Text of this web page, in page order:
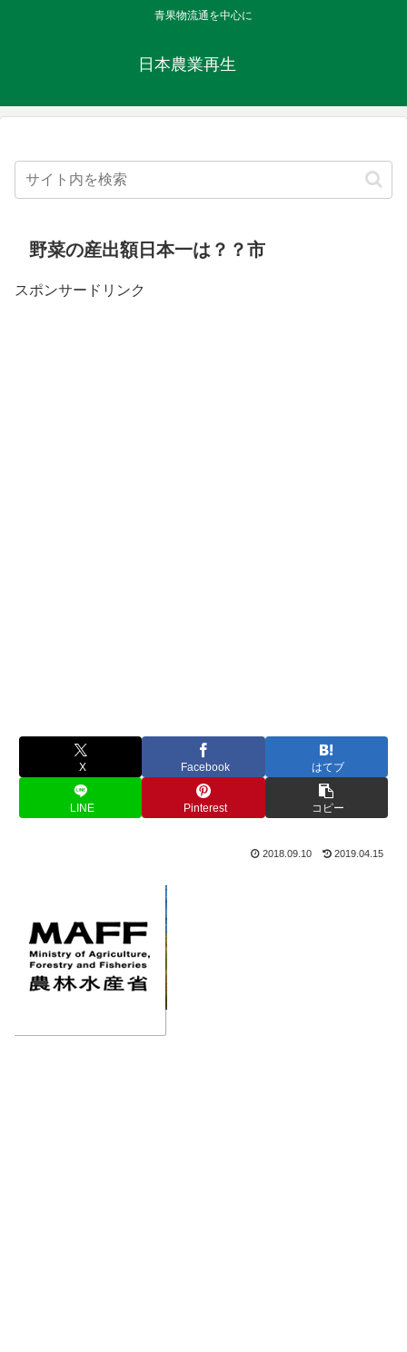
青果物流通を中心に
日本農業再生
野菜の産出額日本一は？？市
スポンサードリンク
X Facebook はてブ
LINE Pinterest コピー
2018.09.10 2019.04.15